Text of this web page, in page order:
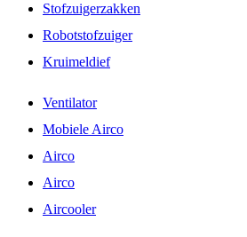
Stofzuigerzakken
Robotstofzuiger
Kruimeldief
Ventilator
Mobiele Airco
Airco
Airco
Aircooler